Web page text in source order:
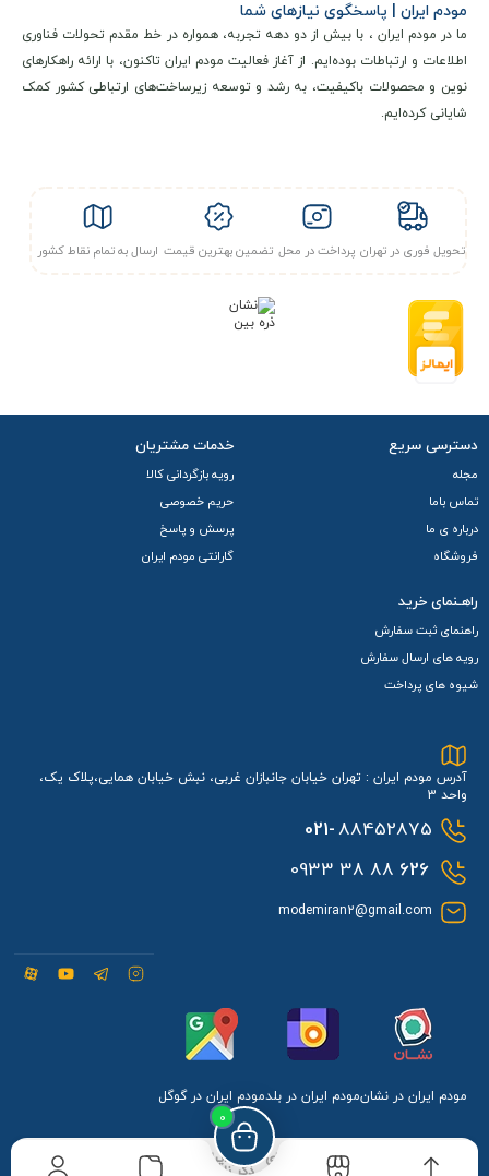
0
مودم ایران | پاسخگوی نیازهای شما
ما در مودم ایران ، با بیش از دو دهه تجربه، همواره در خط مقدم تحولات فناوری
اطلاعات و ارتباطات بوده‌ایم. از آغاز فعالیت مودم ایران تاکنون، با ارائه راهکارهای
نوین و محصولات باکیفیت، به رشد و توسعه زیرساخت‌های ارتباطی کشور کمک
شایانی کرده‌ایم.
تحویل فوری در تهران پرداخت در محل تضمین بهترین قیمت ارسال به تمام نقاط کشور
دسترسی سریع
مجله
تماس باما
درباره ی ما
فروشگاه
خدمات مشتریان
رویه بازگردانی کالا
حریم خصوصی
پرسش و پاسخ
گارانتی مودم ایران
راهـنمای خرید
راهنمای ثبت سفارش
رویه های ارسال سفارش
شیوه های پرداخت
آدرس مودم ایران : تهران خیابان جانبازان غربی، نبش خیابان همایی،پلاک یک،
واحد 3
021-88452875
626
88 38 0933
modemiran2@gmail.com
مودم ایران در نشانمودم ایران در بلدمودم ایران در گوگل
کلیه حقوق مادی و معنوی برای مودم ایران محفوظ می
باشد و هرگونه کپی برداری بدون ذکر نام و لینک مودم